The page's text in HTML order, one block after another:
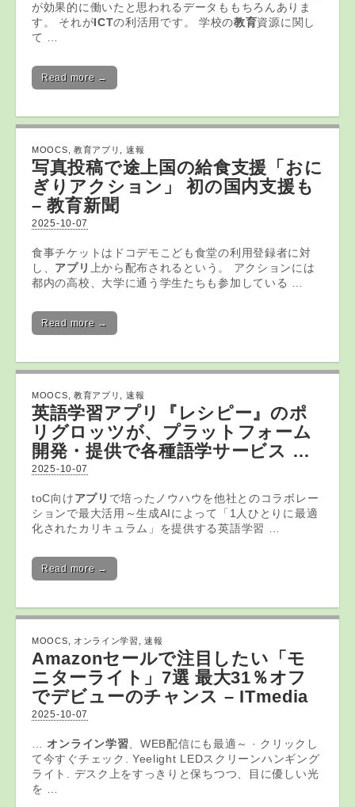
が効果的に働いたと思われるデータももちろんありま
す。 それがICTの利活用です。 学校の教育資源に関し
て …
Read more →
MOOCS 教育アプリ 速報
写真投稿で途上国の給食支援「おに
ぎりアクション」 初の国内支援も
–教育新聞
2025-10-07
食事チケットはドコデモこども食堂の利用登録者に対
し、 アプリ
上から配布されるという。 アクションには
都内の高校、大学に通う学生たちも参加している …
Read more →
MOOCS 教育アプリ 速報
英語学習アプリ
『レシピー』のポ
リグロッツが、プラットフォーム
開発・提供で各種語学サービス …
2025-10-07
toC向けアプリ で培ったノウハウを他社とのコラボレー
ションで最大活用～生成AIによって「1人ひとりに最適
化されたカリキュラム」を提供する英語学習 …
Read more →
MOOCS オンライン学習 ,速報
Amazonセールで注目したい「モ
ニターライト」7選 最大31％オフ
でデビューのチャンス – ITmedia
2025-10-07
オンライン学習 、WEB配信にも最適～ · クリックし
て今すぐチェック. Yeelight LEDスクリーンハンギング
ライト. デスク上をすっきりと保ちつつ、目に優しい光
を …